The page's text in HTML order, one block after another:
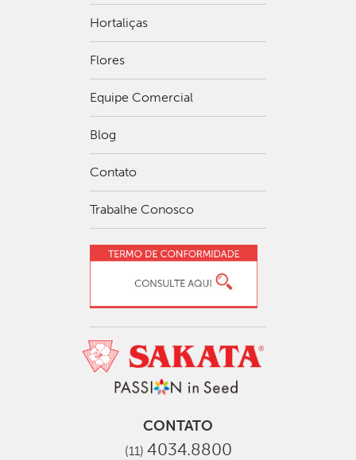
Hortaliças
Flores
Equipe Comercial
Blog
Contato
Trabalhe Conosco
CONTATO
(11) 4034.8800